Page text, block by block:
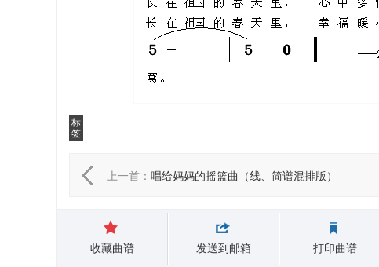
标
签
上一首： 唱给妈妈的摇篮曲（线、简谱混排版）
收藏曲谱 发送到邮箱 打印曲谱